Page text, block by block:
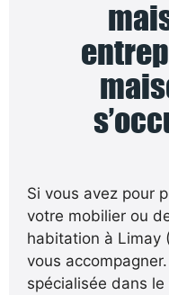
Si vous avez pour
votre mobilier ou
habitation à Limay
vous
spécialisée dans